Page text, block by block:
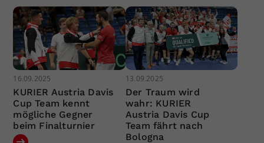
16.09.2025
KURIER Austria Davis
Cup Team kennt
mögliche Gegner
beim Finalturnier
13.09.2025
Der Traum wird
wahr: KURIER
Austria Davis Cup
Team fährt nach
Bologna